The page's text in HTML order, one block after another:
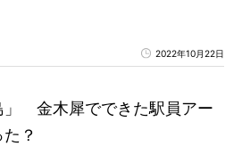
2022年10月22日
」 金木犀でできた駅員アー
？